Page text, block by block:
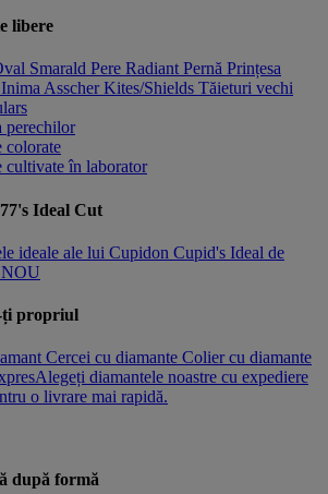
libere
Smarald Pere Radiant Pernă Prințesa
Inima AsscherKites/Shields Tăieturi vechi
perechilor
colorate
cultivate în laborator
Ideal Cut
ideale ale lui Cupidon Cupid's Ideal de
NOU
ți propriul
Cercei cu diamante Colier cu diamante
Alegeți diamantele noastre cu expediere
o livrare mai rapidă.
după formă